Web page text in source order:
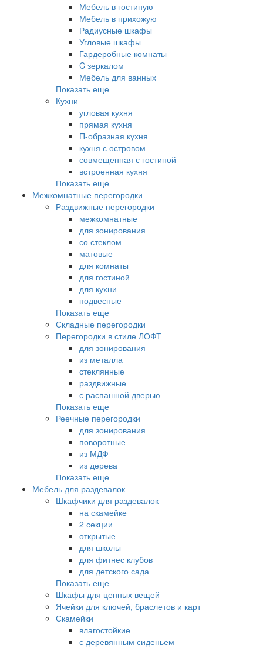
Мебель в гостиную
Мебель в прихожую
Радиусные шкафы
Угловые шкафы
Гардеробные комнаты
C зеркалом
Мебель для ванных
Показать еще
Кухни
угловая кухня
прямая кухня
П-образная кухня
кухня с островом
совмещенная с гостиной
встроенная кухня
Показать еще
Межкомнатные перегородки
Раздвижные перегородки
межкомнатные
для зонирования
со стеклом
матовые
для комнаты
для гостиной
для кухни
подвесные
Показать еще
Складные перегородки
Перегородки в стиле ЛОФТ
для зонирования
из металла
стеклянные
раздвижные
с распашной дверью
Показать еще
Реечные перегородки
для зонирования
поворотные
из МДФ
из дерева
Показать еще
Мебель для раздевалок
Шкафчики для раздевалок
на скамейке
2 секции
открытые
для школы
для фитнес клубов
для детского сада
Показать еще
Шкафы для ценных вещей
Ячейки для ключей, браслетов и карт
Скамейки
влагостойкие
с деревянным сиденьем